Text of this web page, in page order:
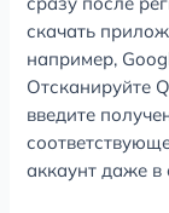
скачать
например,
Отсканируйте
введите
аккаунт даже